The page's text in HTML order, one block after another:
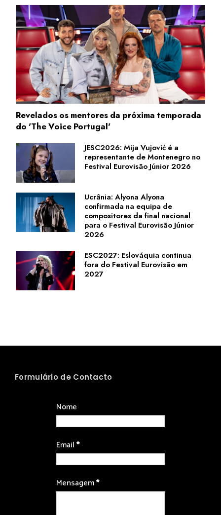
Revelados os mentores da próxima temporada
do 'The Voice Portugal'
JESC2026: Mija Vujović é a
representante de Montenegro no
Festival Eurovisão Júnior 2026
Ucrânia: Alyona Alyona
confirmada na equipa de
compositores da final nacional
para o Festival Eurovisão Júnior
2026
ESC2027: Eslováquia continua
fora do Festival Eurovisão em
2027
Formulário de Contacto
Nome
Email*
Mensagem*